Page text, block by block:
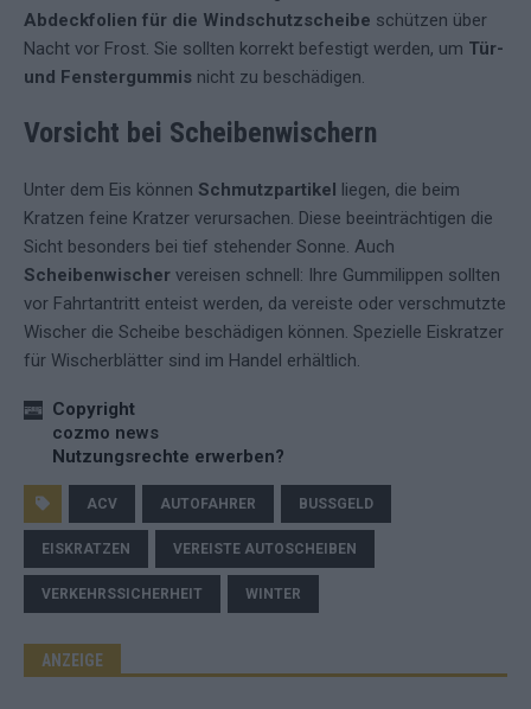
Abdeckfolien für die Windschutzscheibe schützen über
Nacht vor Frost. Sie sollten korrekt befestigt werden, um Tür-
und Fenstergummis nicht zu beschädigen.
Vorsicht bei Scheibenwischern
Unter dem Eis können Schmutzpartikel liegen, die beim
Kratzen feine Kratzer verursachen. Diese beeinträchtigen die
Sicht besonders bei tief stehender Sonne. Auch
Scheibenwischer vereisen schnell: Ihre Gummilippen sollten
vor Fahrtantritt enteist werden, da vereiste oder verschmutzte
Wischer die Scheibe beschädigen können. Spezielle Eiskratzer
für Wischerblätter sind im Handel erhältlich.
Copyright
cozmo news
Nutzungsrechte erwerben?
ACV AUTOFAHRER BUSSGELD
EISKRATZEN VEREISTE AUTOSCHEIBEN
VERKEHRSSICHERHEIT WINTER
ANZEIGE